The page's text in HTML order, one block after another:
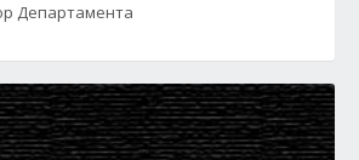
Департамента